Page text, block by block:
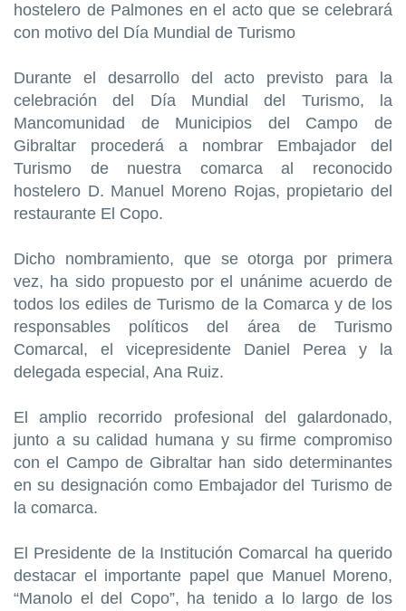
hostelero de Palmones en el acto que se celebrará
con motivo del Día Mundial de Turismo
Durante el desarrollo del acto previsto para la
celebración del Día Mundial del Turismo, la
Mancomunidad de Municipios del Campo de
Gibraltar procederá a nombrar Embajador del
Turismo de nuestra comarca al reconocido
hostelero D. Manuel Moreno Rojas, propietario del
restaurante El Copo.
Dicho nombramiento, que se otorga por primera
vez, ha sido propuesto por el unánime acuerdo de
todos los ediles de Turismo de la Comarca y de los
responsables políticos del área de Turismo
Comarcal, el vicepresidente Daniel Perea y la
delegada especial, Ana Ruiz.
El amplio recorrido profesional del galardonado,
junto a su calidad humana y su firme compromiso
con el Campo de Gibraltar han sido determinantes
en su designación como Embajador del Turismo de
la comarca.
El Presidente de la Institución Comarcal ha querido
destacar el importante papel que Manuel Moreno,
“Manolo el del Copo”, ha tenido a lo largo de los